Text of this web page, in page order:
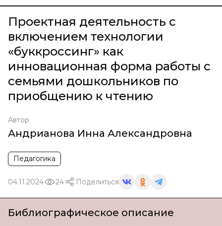
Проектная деятельность с
включением технологии
«буккроссинг» как
инновационная форма работы с
семьями дошкольников по
приобщению к чтению
Автор
Андрианова Инна Александровна
Педагогика
04.11.2024 24 Поделиться
Библиографическое описание